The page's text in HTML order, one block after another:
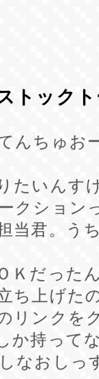
トックト
んちゅお
たいんす
クション
当君。う
Ｋだった
ち上げた
リンクを
か持って
なおしっ